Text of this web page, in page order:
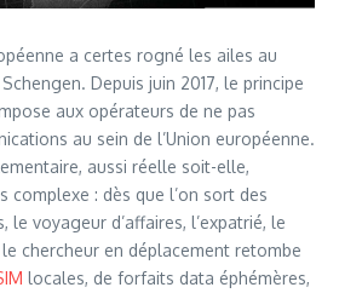
a certes rogné les ailes au
Depuis juin 2017, le principe
aux opérateurs de ne pas
au sein de l’Union européenne.
aussi réelle soit-elle,
complexe : dès que l’on sort des
le voyageur d’affaires, l’expatrié, le
chercheur en déplacement retombe
locales, de forfaits data éphémères,